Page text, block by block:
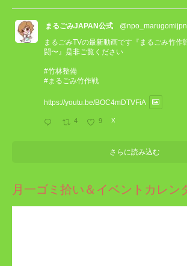
まるごみJAPAN公式 @npo_marugomijpn
まるごみTVの最新動画です『まるごみ竹作
闘〜』是非ご覧ください
#竹林整備
#まるごみ竹作戦
https://youtu.be/BOC4mDTVFiA
4 9 X
さらに読み込む
月一ゴミ拾い＆イベントカレン